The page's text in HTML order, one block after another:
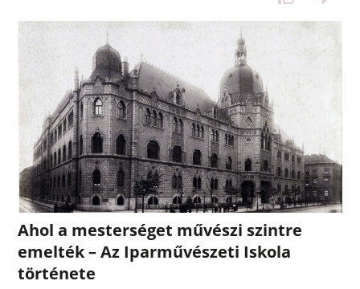
Ahol a mesterséget művészi szintre
emelték – Az Iparművészeti Iskola
története